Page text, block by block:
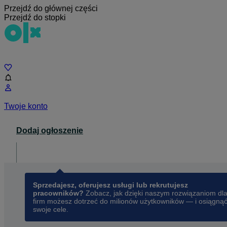
Przejdź do głównej części
Przejdź do stopki
Twoje konto
Dodaj ogłoszenie
Sprzedajesz, oferujesz usługi lub rekrutujesz
pracowników? Zobacz, jak dzięki naszym rozwiązaniom dla
firm możesz dotrzeć do milionów użytkowników — i osiągnąć
swoje cele.